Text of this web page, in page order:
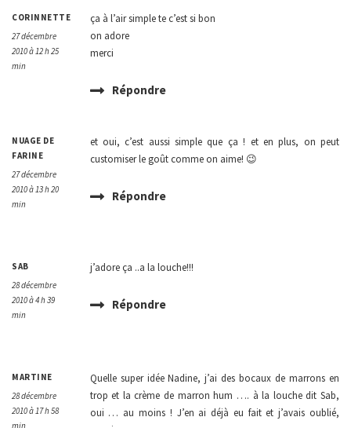
CORINNETTE
27 décembre
2010 à 12 h 25
min
ça à l’air simple te c’est si bon
on adore
merci
Répondre
NUAGE DE
FARINE
27 décembre
2010 à 13 h 20
min
et oui, c’est aussi simple que ça ! et en plus, on peut
customiser le goût comme on aime! 😉
Répondre
SAB
28 décembre
2010 à 4 h 39
min
j’adore ça ..a la louche!!!
Répondre
MARTINE
28 décembre
2010 à 17 h 58
min
Quelle super idée Nadine, j’ai des bocaux de marrons en
trop et la crème de marron hum …. à la louche dit Sab,
oui … au moins ! J’en ai déjà eu fait et j’avais oublié,